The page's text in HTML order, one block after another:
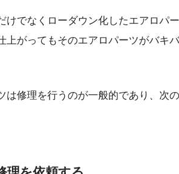
けでなくローダウン化したエアロパ
上がってもそのエアロパーツがバキ
は修理を行うのが一般的であり、次